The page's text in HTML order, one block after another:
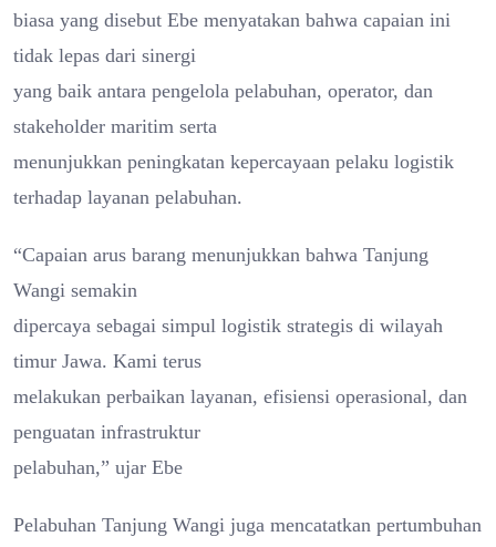
biasa yang disebut Ebe menyatakan bahwa capaian ini
tidak lepas dari sinergi
yang baik antara pengelola pelabuhan, operator, dan
stakeholder maritim serta
menunjukkan peningkatan kepercayaan pelaku logistik
terhadap layanan pelabuhan.
“Capaian arus barang menunjukkan bahwa Tanjung
Wangi semakin
dipercaya sebagai simpul logistik strategis di wilayah
timur Jawa. Kami terus
melakukan perbaikan layanan, efisiensi operasional, dan
penguatan infrastruktur
pelabuhan,” ujar Ebe
Pelabuhan Tanjung Wangi juga mencatatkan pertumbuhan